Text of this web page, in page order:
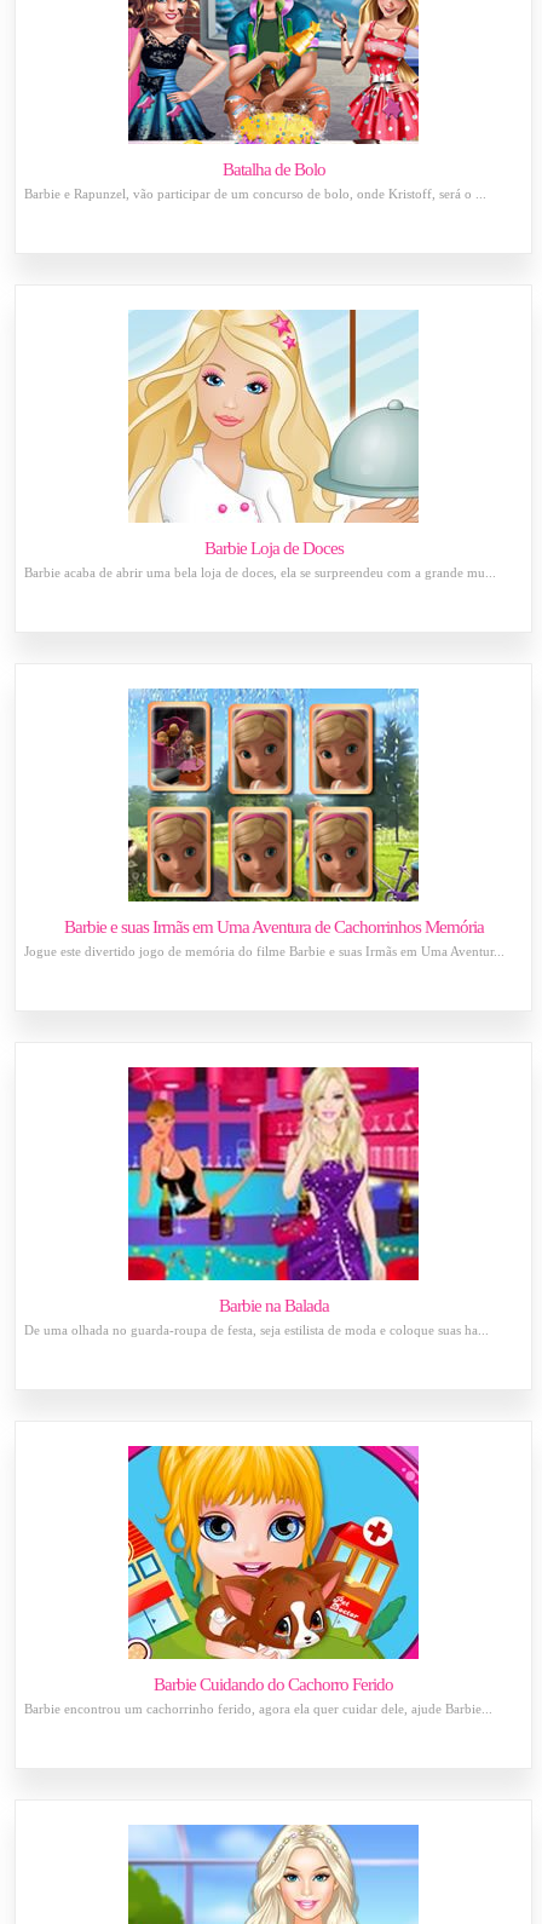
Batalha de Bolo
Barbie e Rapunzel, vão participar de um concurso de bolo, onde Kristoff, será o ...
Barbie Loja de Doces
Barbie acaba de abrir uma bela loja de doces, ela se surpreendeu com a grande mu...
Barbie e suas Irmãs em Uma Aventura de Cachorrinhos Memória
Jogue este divertido jogo de memória do filme Barbie e suas Irmãs em Uma Aventur...
Barbie na Balada
De uma olhada no guarda-roupa de festa, seja estilista de moda e coloque suas ha...
Barbie Cuidando do Cachorro Ferido
Barbie encontrou um cachorrinho ferido, agora ela quer cuidar dele, ajude Barbie...